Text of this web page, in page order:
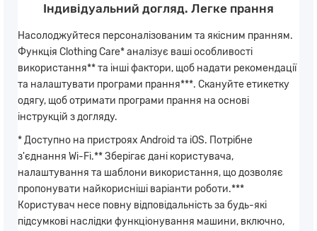
Індивідуальний догляд. Легке прання
Насолоджуйтеся персоналізованим та якісним пранням.
Функція Clothing Care* аналізує ваші особливості
використання** та інші фактори, щоб надати рекомендації
та налаштувати програми прання***. Скануйте етикетку
одягу, щоб отримати програми прання на основі
інструкцій з догляду.
* Доступно на пристроях Android та iOS. Потрібне
з'єднання Wi-Fi.** Зберігає дані користувача,
налаштування та шаблони використання, що дозволяє
пропонувати найкорисніші варіанти роботи.***
Користувач несе повну відповідальність за будь-які
підсумкові наслідки функціонування машини, включно,